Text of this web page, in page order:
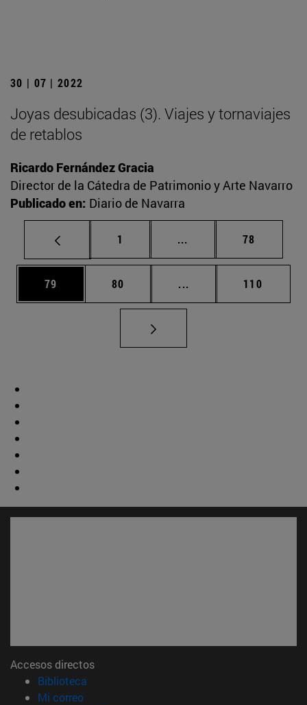
30 | 07 | 2022
Joyas desubicadas (3). Viajes y tornaviajes
de retablos
Ricardo Fernández Gracia
Director de la Cátedra de Patrimonio y Arte Navarro
Publicado en: Diario de Navarra
Página
1 ... Páginas intermedias
Página
78
Página
79 Página
80 ... Páginas intermedias
Página
110
Accesos directos
Biblioteca
Mi correo(abre en nueva ventana)